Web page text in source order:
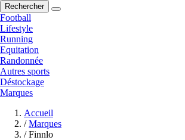
Rechercher
Football
Lifestyle
Running
Equitation
Randonnée
Autres sports
Déstockage
Marques
Accueil
/ Marques
/ Finnlo